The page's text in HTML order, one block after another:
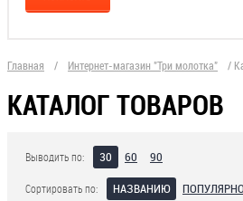
Главная / Интернет-магазин "Три молотка" /
КАТАЛОГ ТОВАРОВ
Выводить по: 30 60 90
Сортировать по: НАЗВАНИЮ